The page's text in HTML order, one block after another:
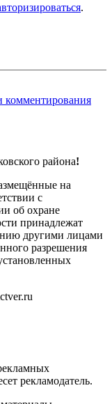
.
комментирования
района!
на
с
об охране
принадлежат
другими лицами
разрешения
рекламодатель.